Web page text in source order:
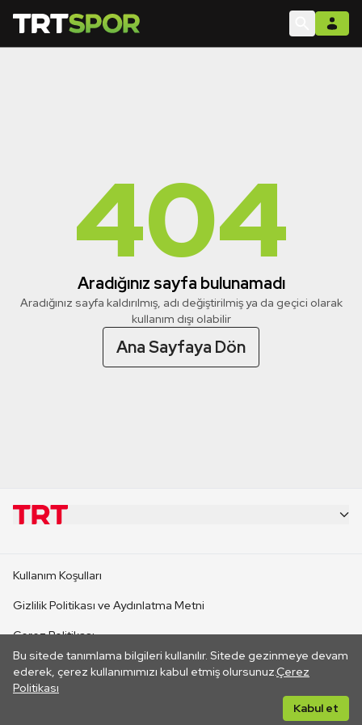
404
Aradığınız sayfa bulunamadı
Aradığınız sayfa kaldırılmış, adı değiştirilmiş ya da geçici olarak
kullanım dışı olabilir
Ana Sayfaya Dön
Bu sitede tanımlama bilgileri kullanılır. Sitede gezinmeye devam
ederek, çerez kullanımımızı kabul etmiş olursunuz.Çerez
Politikası
Kabul et
CANLI YAYINLAR
Kullanım Koşulları
Gizlilik Politikası ve Aydınlatma Metni
Çerez Politikası
İletişim
Her hakkı saklıdır. ©2026 TRT. Bağlantı yoluyla gidilen dış